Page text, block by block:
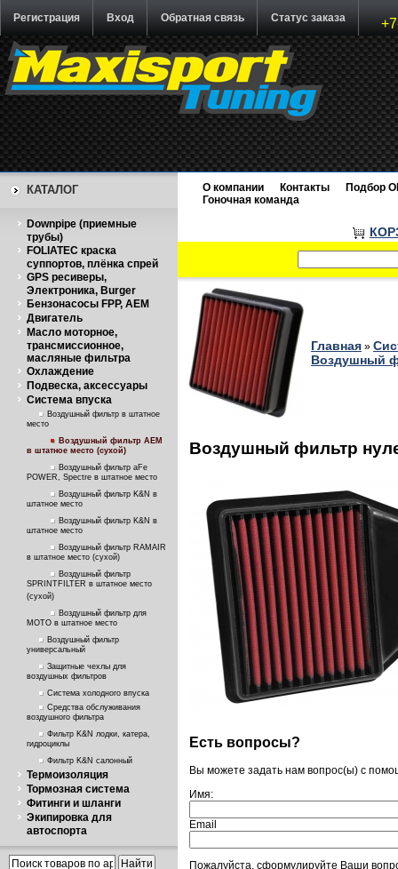
Регистрация Вход Обратная связь Статус заказа
КАТАЛОГ
Downpipe (приемные
трубы)
FOLIATEC краска
суппортов, плёнка спрей
GPS ресиверы,
Электроника, Burger
Бензонасосы FPP, AEM
Двигатель
Масло моторное,
трансмиссионное,
масляные фильтра
Охлаждение
Подвеска, аксессуары
Система впуска
Воздушный фильтр в штатное
место
Воздушный фильтр AEM
в штатное место (сухой)
Воздушный фильтр aFe
POWER, Spectre в штатное место
Воздушный фильтр K&N в
штатное место
Воздушный фильтр K&N в
штатное место
Воздушный фильтр RAMAIR
в штатное место (сухой)
Воздушный фильтр
SPRINTFILTER в штатное место
(сухой)
Воздушный фильтр для
МОТО в штатное место
Воздушный фильтр
универсальный
Защитные чехлы для
воздушных фильтров
Система холодного впуска
Средства обслуживания
воздушного фильтра
Фильтр K&N лодки, катера,
гидроциклы
Фильтр K&N салонный
Термоизоляция
Тормозная система
Фитинги и шланги
Экипировка для
автоспорта
О компании Контакты
Подбор
Гоночная команда
Главная »
Воздушный
Воздушный фильтр
Есть вопросы?
Вы можете задать нам вопрос(ы) с
Имя:
Email
Пожалуйста, сформулируйте Ваши